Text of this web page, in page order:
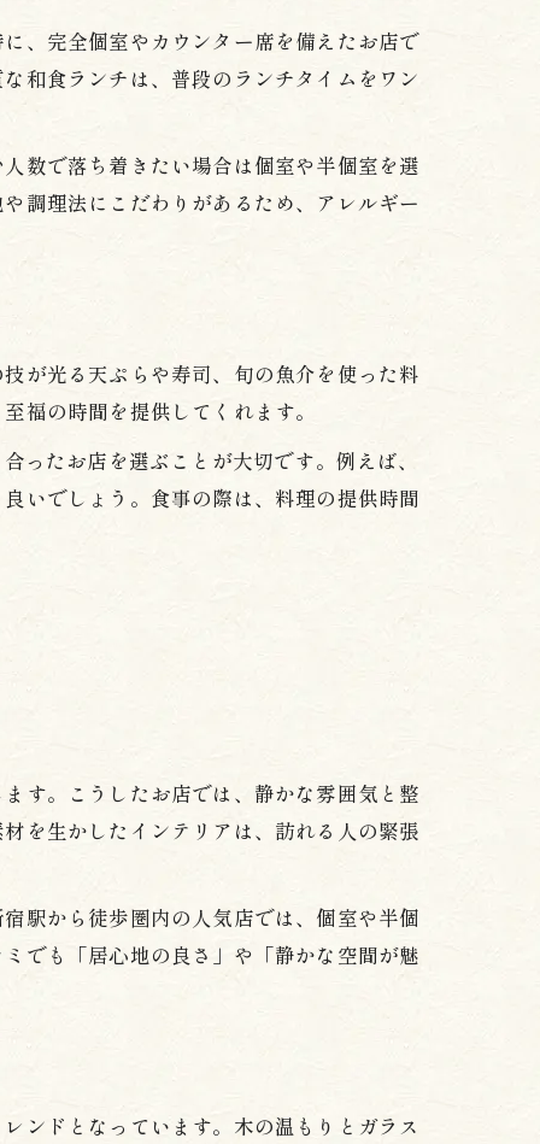
、完全個室やカウンター席を備えたお店で
和食ランチは、普段のランチタイムをワン
数で落ち着きたい場合は個室や半個室を選
調理法にこだわりがあるため、アレルギー
が光る天ぷらや寿司、旬の魚介を使った料
福の時間を提供してくれます。
ったお店を選ぶことが大切です。例えば、
いでしょう。食事の際は、料理の提供時間
す。こうしたお店では、静かな雰囲気と整
を生かしたインテリアは、訪れる人の緊張
駅から徒歩圏内の人気店では、個室や半個
でも「居心地の良さ」や「静かな空間が魅
ンドとなっています。木の温もりとガラス